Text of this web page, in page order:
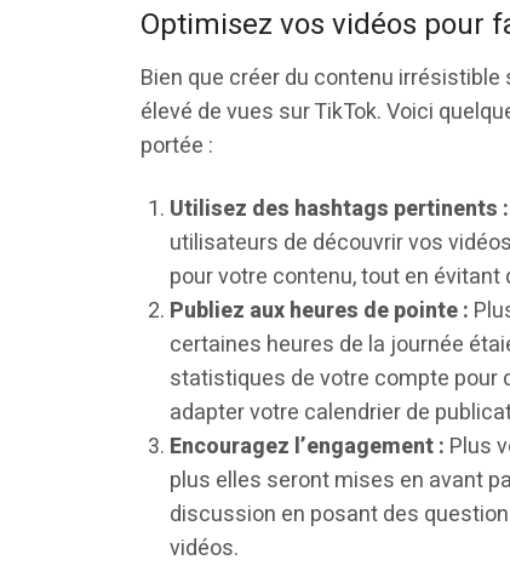
Optimisez vos vidéos pour
Bien que créer du contenu
élevé de vues sur TikTok. Voici
portée :
Utilisez des hashtags pertinents :
utilisateurs de découvrir vos
pour votre contenu, tout en
Publiez aux heures de pointe :
certaines heures de la journée
statistiques de votre compte pour
adapter votre calendrier de
Encouragez l’engagement : Plus
plus elles seront mises en avant
discussion en posant des
vidéos.